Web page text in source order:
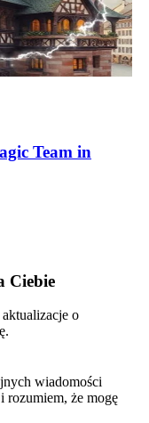
Team in
Ciebie
o
wiadomości
i rozumiem, że mogę